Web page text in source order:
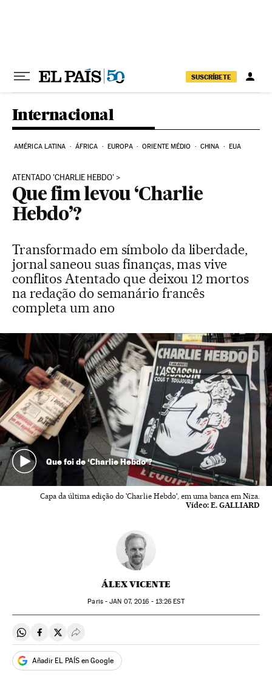
SUSCRÍBETE
Internacional
AMÉRICA LATINA ÁFRICA EUROPA ORIENTE MÉDIO CHINA EUA
ATENTADO 'CHARLIE HEBDO'
Que fim levou ‘Charlie
Hebdo’?
Transformado em símbolo da liberdade,
jornal saneou suas finanças, mas vive
conflitos Atentado que deixou 12 mortos
na redação do semanário francês
completa um ano
Que foi de ‘Charlie Hebdo’?
Capa da última edição do 'Charlie Hebdo', em uma banca em Niza.
Vídeo: E. GALLIARD
ÁLEX VICENTE
Paris -JAN 07, 2016 - 13:26 EST
Compartir en Whatsapp
Compartir en Facebook
Compartir en Twitter
Desplegar Redes Sociales
Añadir EL PAÍS en Google